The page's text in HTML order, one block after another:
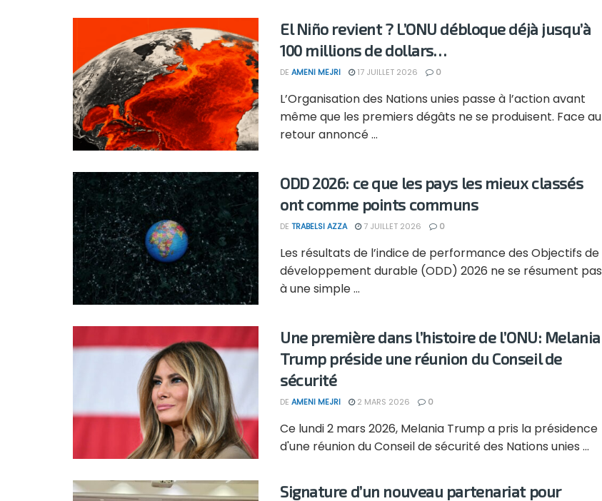
El Niño revient ? L’ONU débloque déjà jusqu’à
100 millions de dollars…
DE AMENI MEJRI 17 JUILLET 2026 0
L’Organisation des Nations unies passe à l’action avant
même que les premiers dégâts ne se produisent. Face au
retour annoncé ...
ODD 2026: ce que les pays les mieux classés
ont comme points communs
DE TRABELSI AZZA 7 JUILLET 2026 0
Les résultats de l’indice de performance des Objectifs de
développement durable (ODD) 2026 ne se résument pas
à une simple ...
Une première dans l’histoire de l’ONU: Melania
Trump préside une réunion du Conseil de
sécurité
DE AMENI MEJRI 2 MARS 2026 0
Ce lundi 2 mars 2026, Melania Trump a pris la présidence
d'une réunion du Conseil de sécurité des Nations unies ...
Signature d’un nouveau partenariat pour